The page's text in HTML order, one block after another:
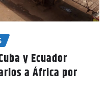
aisladas
todo el país